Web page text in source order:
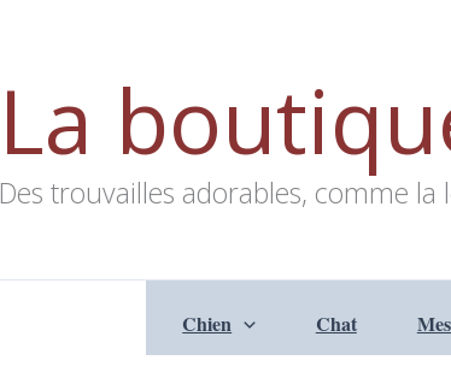
La
Des trouvailles adorables, comme la
Chien Chat